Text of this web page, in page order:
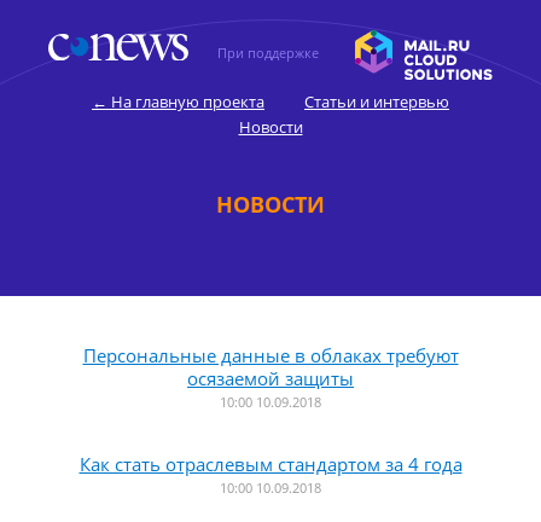
При поддержке
← На главную проекта
Статьи и интервью
Новости
НОВОСТИ
Персональные данные в облаках требуют
осязаемой защиты
10:00 10.09.2018
Как стать отраслевым стандартом за 4 года
10:00 10.09.2018